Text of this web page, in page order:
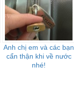
Anh chị em và các bạn
cẩn thận khi về nước
nhé!